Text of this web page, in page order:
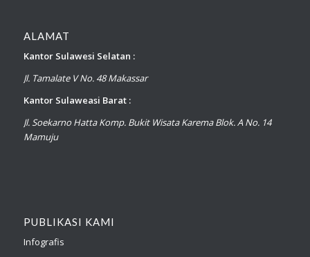
ALAMAT
Kantor Sulawesi Selatan :
Jl. Tamalate V No. 48 Makassar
Kantor Sulaweasi Barat :
Jl. Soekarno Hatta Komp. Bukit Wisata Karema Blok. A No. 14
Mamuju
PUBLIKASI KAMI
Infografis